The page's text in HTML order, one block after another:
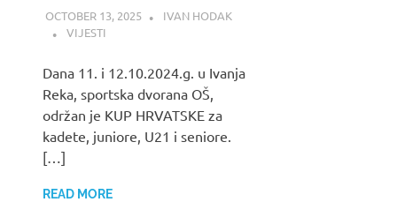
OCTOBER 13, 2025
IVAN HODAK
VIJESTI
Dana 11. i 12.10.2024.g. u Ivanja
Reka, sportska dvorana OŠ,
održan je KUP HRVATSKE za
kadete, juniore, U21 i seniore.
[…]
READ MORE